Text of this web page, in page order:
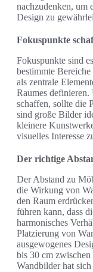
nachzudenken, um
Design zu
Fokuspunkte
Fokuspunkte sind
bestimmte
als zentrale
Raumes
schaffen, sollte die
sind große Bilder
kleinere
visuelles Interesse
Der richtige
Der Abstand zu
die Wirkung von
den Raum
führen kann, dass
harmonisches
Platzierung von
ausgewogenes
bis 30 cm
Wandbilder hat